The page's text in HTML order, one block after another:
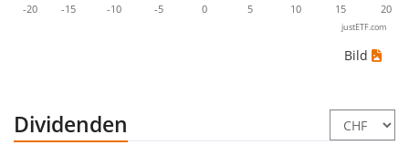
-20 -15 -10 -5 0 5 10 15 20
justETF.com
Bild
Dividenden